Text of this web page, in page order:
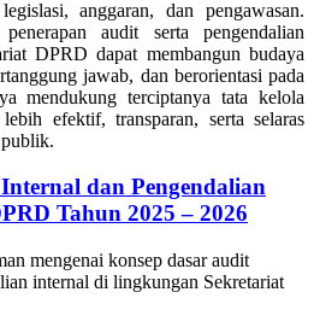
anggaran, dan pengawasan.
audit serta pengendalian
DPRD dapat membangun budaya
jawab, dan berorientasi pada
mendukung terciptanya tata kelola
efektif, transparan, serta selaras
dan Pengendalian
Tahun 2025 – 2026
mengenai konsep dasar audit
internal di lingkungan Sekretariat